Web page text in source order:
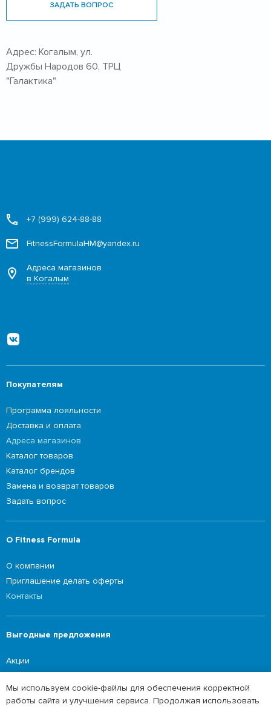
ЗАДАТЬ ВОПРОС
Адрес: Когалым, ул.
Дружбы Народов 60, ТРЦ
"Галактика"
+7 (999) 624-88-88
FitnessFormulaHM@yandex.ru
Адреса магазинов
в Когалым
Покупателям
Программа лояльности
Доставка и оплата
Адреса магазинов
Каталог товаров
Каталог брендов
Замена и возврат товаров
Задать вопрос
О Fitness Formula
О компании
Приглашение делать оферты
Контакты
Выгодные предложения
Акции
©2026 Fitness Formula
Мы используем cookie-файлы для обеспечения корректной
работы сайта и улучшения сервиса. Продолжая использовать